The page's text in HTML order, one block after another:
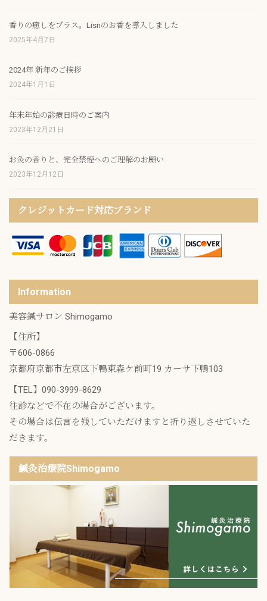
香りの癒しをプラス。Lisnのお香を導入しました
2025年4月7日
2024年 新年のご挨拶
2024年1月1日
年末年始の診療日時のご案内
2023年12月21日
お灸の香りと、完全禁煙へのご理解のお願い
2023年12月12日
クレジットカード対応ブランド
Information
美容鍼サロン Shimogamo
【住所】
〒606-0866
京都府京都市左京区下鴨東森ケ前町19 カーサ下鴨103
【TEL】 090-3999-8629
往診などで不在の場合がございます。
その場合は伝言を残していただけますと折り返しさせていた
だきます。
鍼灸治療院Shimogamo